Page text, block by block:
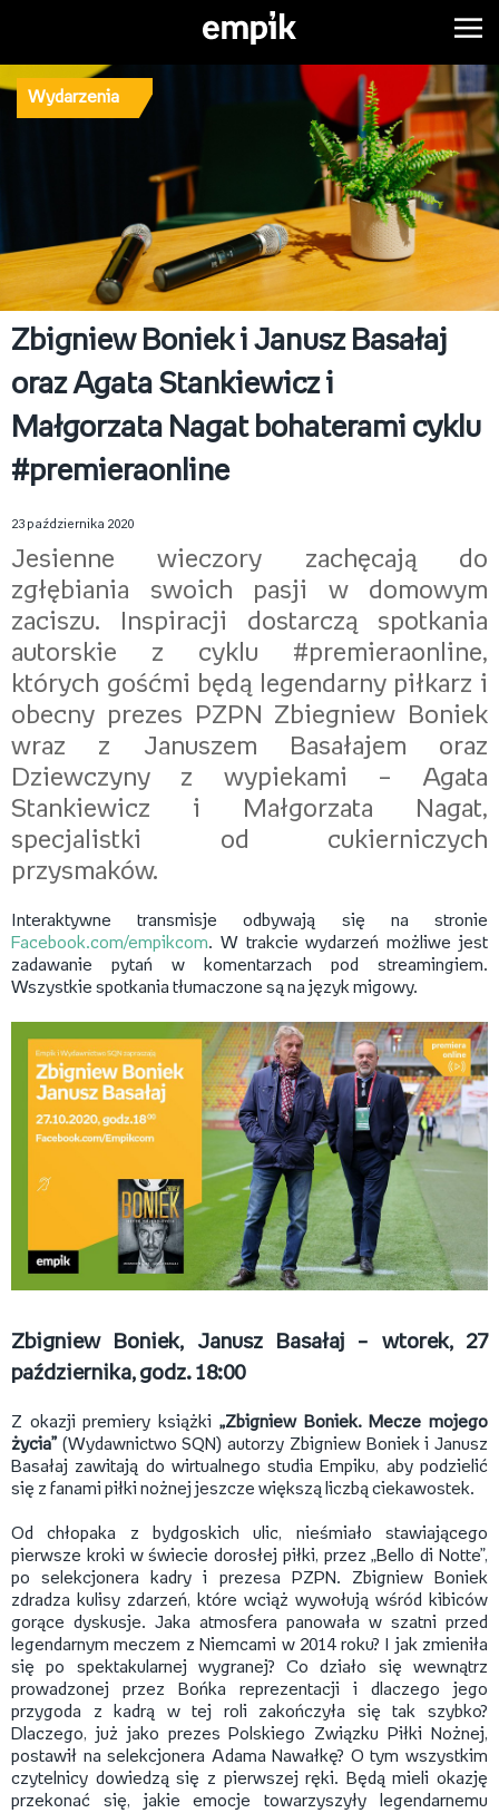
Wydarzenia
Zbigniew Boniek i Janusz Basałaj
oraz Agata Stankiewicz i
Małgorzata Nagat bohaterami cyklu
#premieraonline
23 października 2020
Jesienne wieczory zachęcają do
zgłębiania swoich pasji w domowym
zaciszu. Inspiracji dostarczą spotkania
autorskie z cyklu #premieraonline,
których gośćmi będą legendarny piłkarz i
obecny prezes PZPN Zbiegniew Boniek
wraz z Januszem Basałajem oraz
Dziewczyny z wypiekami – Agata
Stankiewicz i Małgorzata Nagat,
specjalistki od cukierniczych
przysmaków.
Interaktywne transmisje odbywają się na stronie
Facebook.com/empikcom. W trakcie wydarzeń możliwe jest
zadawanie pytań w komentarzach pod streamingiem.
Wszystkie spotkania tłumaczone są na język migowy.
Zbigniew Boniek, Janusz Basałaj – wtorek, 27
października, godz. 18:00
Z okazji premiery książki „Zbigniew Boniek. Mecze mojego
życia” (Wydawnictwo SQN) autorzy Zbigniew Boniek i Janusz
Basałaj zawitają do wirtualnego studia Empiku, aby podzielić
się z fanami piłki nożnej jeszcze większą liczbą ciekawostek.
Od chłopaka z bydgoskich ulic, nieśmiało stawiającego
pierwsze kroki w świecie dorosłej piłki, przez „Bello di Notte”,
po selekcjonera kadry i prezesa PZPN. Zbigniew Boniek
zdradza kulisy zdarzeń, które wciąż wywołują wśród kibiców
gorące dyskusje. Jaka atmosfera panowała w szatni przed
legendarnym meczem z Niemcami w 2014 roku? I jak zmieniła
się po spektakularnej wygranej? Co działo się wewnątrz
prowadzonej przez Bońka reprezentacji i dlaczego jego
przygoda z kadrą w tej roli zakończyła się tak szybko?
Dlaczego, już jako prezes Polskiego Związku Piłki Nożnej,
postawił na selekcjonera Adama Nawałkę? O tym wszystkim
czytelnicy dowiedzą się z pierwszej ręki. Będą mieli okazję
przekonać się, jakie emocje towarzyszyły legendarnemu